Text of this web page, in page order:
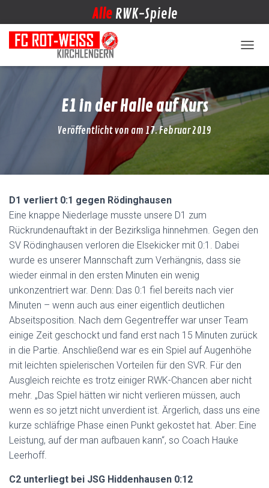
Alle RWK-Spiele
E1 in der Halle auf Kurs
Veröffentlicht von am 17. Februar 2019
D1 verliert 0:1 gegen Rödinghausen
Eine knappe Niederlage musste unsere D1 zum
Rückrundenauftakt in der Bezirksliga hinnehmen. Gegen den
SV Rödinghausen verloren die Elsekicker mit 0:1. Dabei
wurde es unserer Mannschaft zum Verhängnis, dass sie
wieder einmal in den ersten Minuten ein wenig
unkonzentriert war. Denn: Das 0:1 fiel bereits nach vier
Minuten – wenn auch aus einer eigentlich deutlichen
Abseitsposition. Nach dem Gegentreffer war unser Team
einige Zeit geschockt und fand erst nach 15 Minuten zurück
in die Partie. Anschließend war es ein Spiel auf Augenhöhe
mit leichten spielerischen Vorteilen für den SVR. Für den
Ausgleich reichte es trotz einiger RWK-Chancen aber nicht
mehr. „Das Spiel hätten wir nicht verlieren müssen, auch
wenn es so jetzt nicht unverdient ist. Ärgerlich, dass uns eine
kurze schläfrige Phase einen Punkt gekostet hat. Aber: Eine
Leistung, auf der man aufbauen kann“, so Coach Hauke
Leerhoff.
C2 unterliegt bei JSG Hiddenhausen 0:12